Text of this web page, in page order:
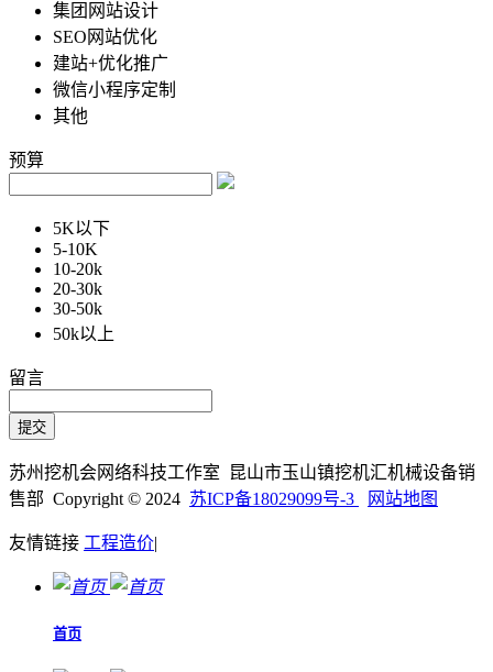
集团网站设计
SEO网站优化
建站+优化推广
微信小程序定制
其他
预算
5K以下
5-10K
10-20k
20-30k
30-50k
50k以上
留言
苏州挖机会网络科技工作室 昆山市玉山镇挖机汇机械设备销
售部 Copyright © 2024 苏ICP备18029099号-3 网站地图
友情链接 工程造价|
首页